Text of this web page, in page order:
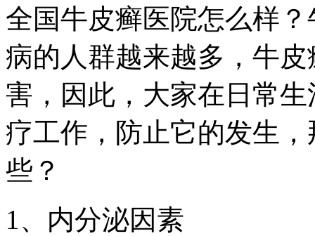
全国牛皮癣医院怎么样
病的人群越来越多，牛
害，因此，大家在日常
疗工作，防止它的发生
些？
1、内分泌因素